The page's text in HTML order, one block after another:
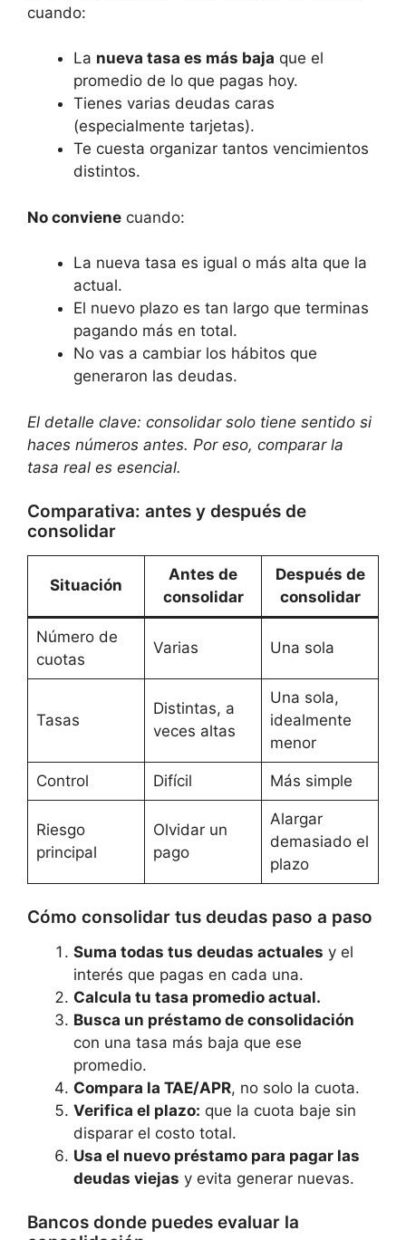
cuando:
La nueva tasa es más baja que el
promedio de lo que pagas hoy.
Tienes varias deudas caras
(especialmente tarjetas).
Te cuesta organizar tantos vencimientos
distintos.
No conviene cuando:
La nueva tasa es igual o más alta que la
actual.
El nuevo plazo es tan largo que terminas
pagando más en total.
No vas a cambiar los hábitos que
generaron las deudas.
El detalle clave: consolidar solo tiene sentido si
haces números antes. Por eso, comparar la
tasa real es esencial.
Comparativa: antes y después de
consolidar
Situación
Antes de
consolidar
Después de
consolidar
Número de
cuotas
Varias Una sola
Tasas
Distintas, a
veces altas
Una sola,
idealmente
menor
Control Difícil Más simple
Riesgo
principal
Olvidar un
pago
Alargar
demasiado el
plazo
Cómo consolidar tus deudas paso a paso
Suma todas tus deudas actuales y el
interés que pagas en cada una.
Calcula tu tasa promedio actual.
Busca un préstamo de consolidación
con una tasa más baja que ese
promedio.
Compara la TAE/APR, no solo la cuota.
Verifica el plazo: que la cuota baje sin
disparar el costo total.
Usa el nuevo préstamo para pagar las
deudas viejas y evita generar nuevas.
Bancos donde puedes evaluar la